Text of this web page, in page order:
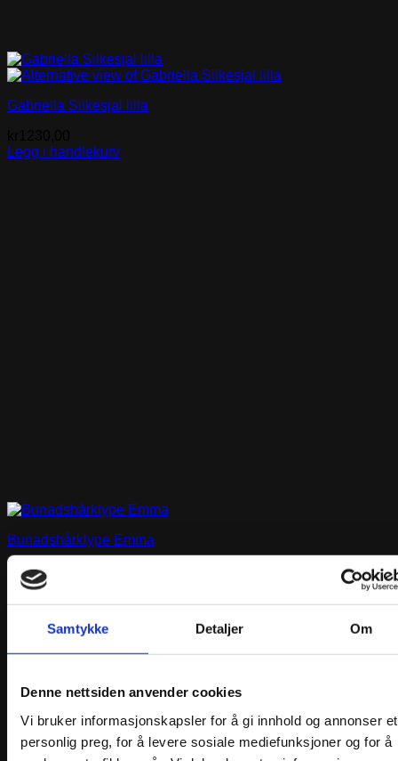
Samtykke Detaljer Om
Denne nettsiden anvender cookies
Vi bruker informasjonskapsler for å gi innhold og annonser et
personlig preg, for å levere sosiale mediefunksjoner og for å
Gabriella Silkesjal lilla
Legg i handlekurv
Bunadshårklype Emma
449,00
Legg i handlekurv